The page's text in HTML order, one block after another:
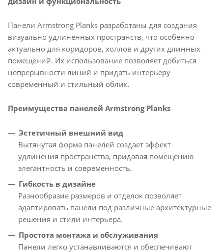
Панели Armstrong Planks разработаны для создания
визуально удлиненных пространств, что особенно
актуально для коридоров, холлов и других длинных
помещений. Их использование позволяет добиться
непрерывности линий и придать интерьеру
современный и стильный облик.​
Преимущества панелей Armstrong Planks
Эстетичный внешний вид
Вытянутая форма панелей создает эффект
удлинения пространства, придавая помещению
элегантность и современность.​
Гибкость в дизайне
Разнообразие размеров и отделок позволяет
адаптировать панели под различные архитектурные
решения и стили интерьера.​
Простота монтажа и обслуживания
Панели легко устанавливаются и обеспечивают